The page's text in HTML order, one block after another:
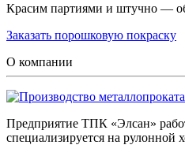
Красим партиями и штучно —
Заказать порошковую покраску
О компании
Предприятие ТПК «Элсан»
специализируется на рулонной